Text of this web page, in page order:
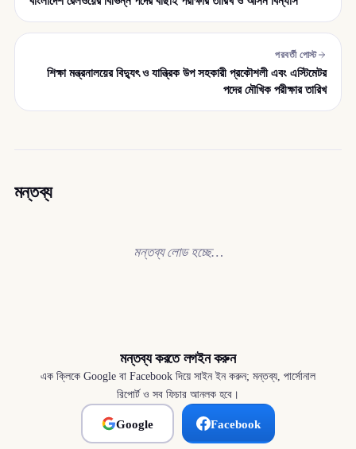
পরবর্তী পোস্ট
শিক্ষা মন্ত্রনালয়ের বিদ্যুৎ ও যান্ত্রিক উপ সহকারী প্রকৌশলী এবং এস্টিমেটর
পদের মৌখিক পরীক্ষার তারিখ
মন্তব্য
মন্তব্য লোড হচ্ছে…
মন্তব্য করতে লগইন করুন
এক ক্লিকে Google বা Facebook দিয়ে সাইন ইন করুন; মন্তব্য, পার্সোনাল
রিপোর্ট ও সব ফিচার আনলক হবে।
Google Facebook